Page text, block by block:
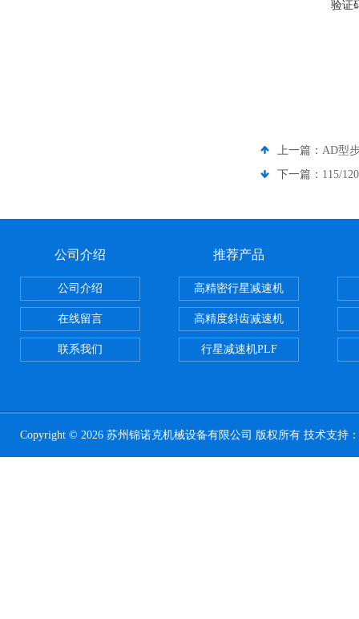
验证
上一篇： AD型
下一篇： 115/
公司介绍
公司介绍
在线留言
联系我们
推荐产品
高精密行星减速机
高精度斜齿减速机
行星减速机PLF
Copyright © 2026 苏州锦诺克机械设备有限公司 版权所有 技术支持：